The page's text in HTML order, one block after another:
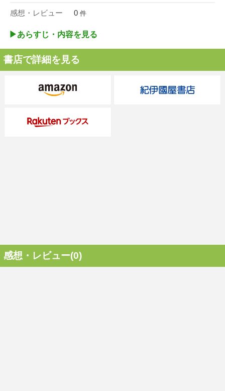
感想・レビュー 0 件
▶︎あらすじ・内容を見る
書店で詳細を見る
感想・レビュー(0)